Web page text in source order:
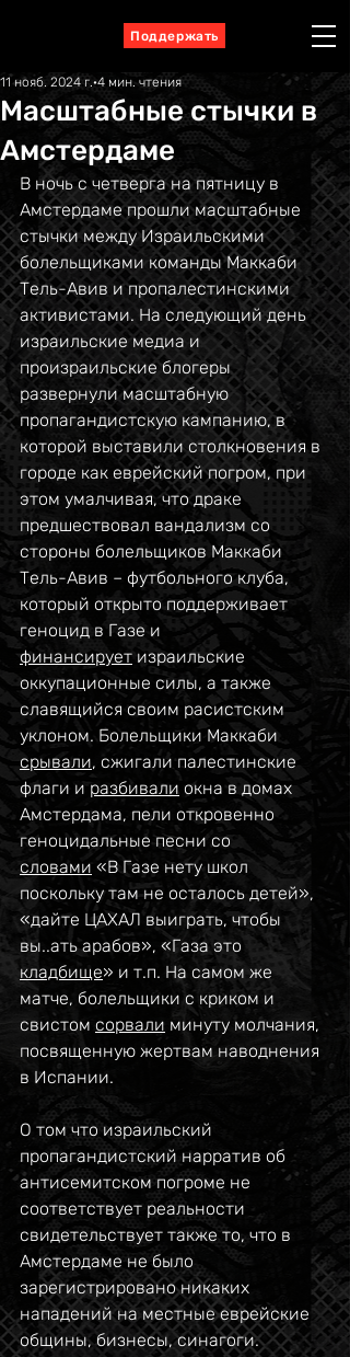
Поддержать
Масштабные стычки в
Амстердаме
11 нояб. 2024 г. 4 мин. чтения
В ночь с четверга на пятницу в
Амстердаме прошли масштабные
стычки между Израильскими
болельщиками команды Маккаби
Тель-Авив и пропалестинскими
активистами. На следующий день
израильские медиа и
произраильские блогеры
развернули масштабную
пропагандистскую кампанию, в
которой выставили столкновения в
городе как еврейский погром, при
этом умалчивая, что драке
предшествовал вандализм со
стороны болельщиков Маккаби
Тель-Авив – футбольного клуба,
который открыто поддерживает
геноцид в Газе и
финансирует израильские
оккупационные силы, а также
славящийся своим расистским
уклоном. Болельщики Маккаби
срывали, сжигали палестинские
флаги и разбивали окна в домах
Амстердама, пели откровенно
геноцидальные песни со
словами «В Газе нету школ
поскольку там не осталось детей»,
«дайте ЦАХАЛ выиграть, чтобы
вы..ать арабов», «Газа это
кладбище» и т.п. На самом же
матче, болельщики с криком и
свистом сорвали минуту молчания,
посвященную жертвам наводнения
в Испании.
О том что израильский
пропагандистский нарратив об
антисемитском погроме не
соответствует реальности
свидетельствует также то, что в
Амстердаме не было
зарегистрировано никаких
нападений на местные еврейские
общины, бизнесы, синагоги.